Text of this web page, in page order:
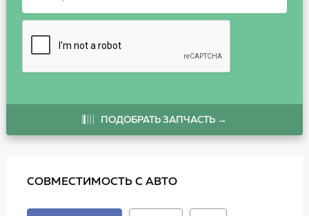
ПОДОБРАТЬ ЗАПЧАСТЬ →
СОВМЕСТИМОСТЬ С АВТО